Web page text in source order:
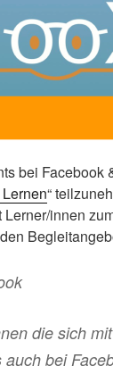
bei Facebook
“
innen
die sich
bei